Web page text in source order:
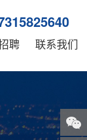
聘 联系我们